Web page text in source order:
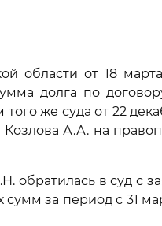
области от 18
долга по
же суда от 22
А.А. на
обратилась в суд с
за период с 31